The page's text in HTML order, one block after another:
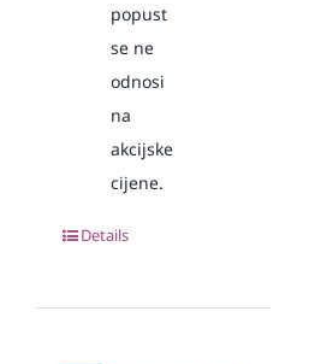
popust
se ne
odnosi
na
akcijske
cijene.
Details